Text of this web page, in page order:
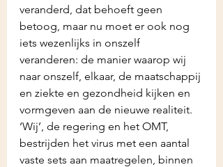
veranderd, dat behoeft geen
betoog, maar nu moet er ook nog
iets wezenlijks in onszelf
veranderen: de manier waarop wij
naar onszelf, elkaar, de maatschappij
en ziekte en gezondheid kijken en
vormgeven aan de nieuwe realiteit.
‘Wij’, de regering en het OMT,
bestrijden het virus met een aantal
vaste sets aan maatregelen, binnen